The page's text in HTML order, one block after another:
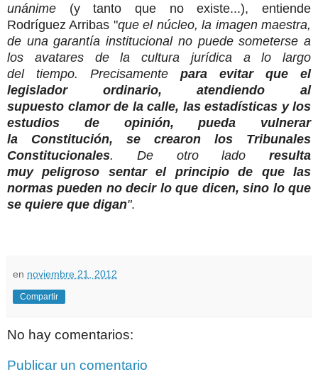
unánime (y tanto que no existe...), entiende
Rodríguez Arribas "que el núcleo, la imagen maestra,
de una garantía institucional no puede someterse a
los avatares de la cultura jurídica a lo largo
del tiempo. Precisamente para evitar que el
legislador ordinario, atendiendo al
supuesto clamor de la calle, las estadísticas y los
estudios de opinión, pueda vulnerar
la Constitución, se crearon los Tribunales
Constitucionales. De otro lado resulta
muy peligroso sentar el principio de que las
normas pueden no decir lo que dicen, sino lo que
se quiere que digan".
en noviembre 21, 2012
Compartir
No hay comentarios:
Publicar un comentario